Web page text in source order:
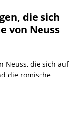
die sich
von Neuss
Neuss, die sich auf
die römische